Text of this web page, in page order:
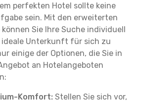
perfekten Hotel sollte keine
sein. Mit den erweiterten
Sie Ihre Suche individuell
Unterkunft für sich zu
einige der Optionen, die Sie in
an Hotelangeboten
Komfort: Stellen Sie sich vor,